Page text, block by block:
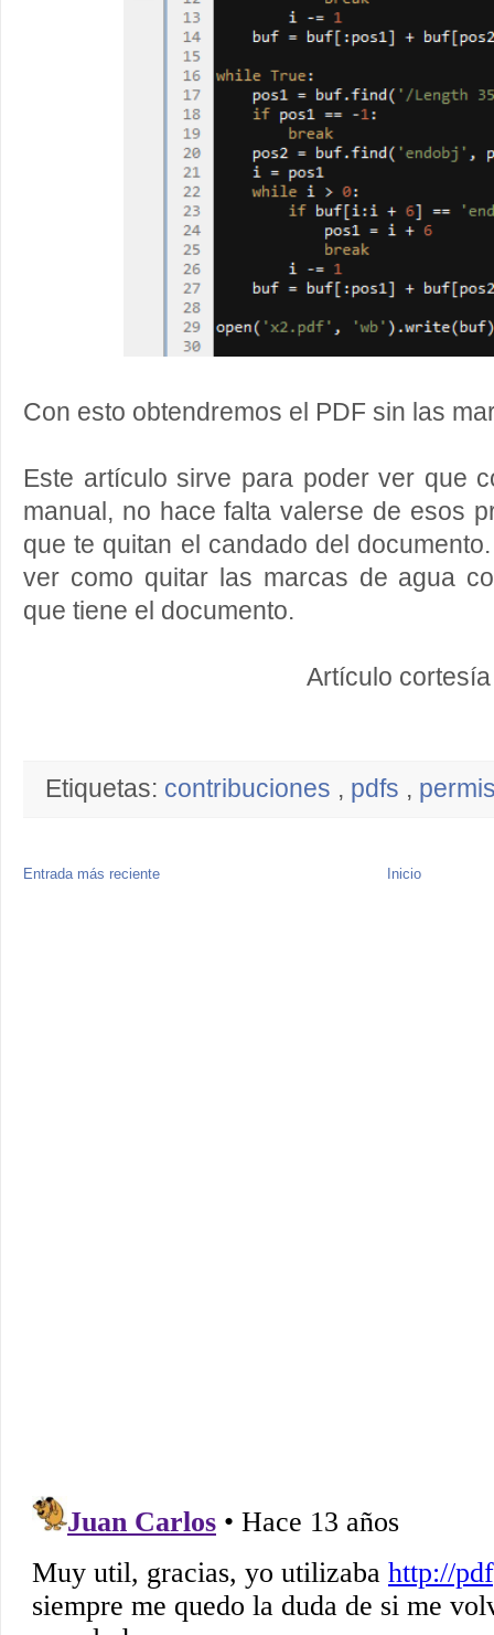
Con esto obtendremos el PDF sin las
Este artículo sirve para poder ver que
manual, no hace falta valerse de esos
que te quitan el candado del
ver como quitar las marcas de agua
que tiene el documento.
Artículo
Etiquetas: contribuciones , pdfs ,
Entrada más reciente Inicio